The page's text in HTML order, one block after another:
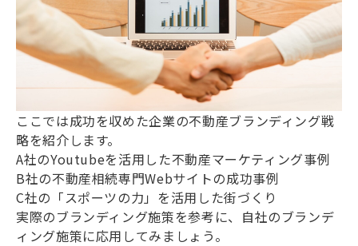
ここでは成功を収めた企業の不動産ブランディング戦
略を紹介します。
A社のYoutubeを活用した不動産マーケティング事例
B社の不動産相続専門Webサイトの成功事例
C社の「スポーツの力」を活用した街づくり
実際のブランディング施策を参考に、自社のブランデ
ィング施策に応用してみましょう。